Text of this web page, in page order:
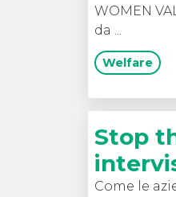
WOMEN
da ...
Welfare
Stop
Come le